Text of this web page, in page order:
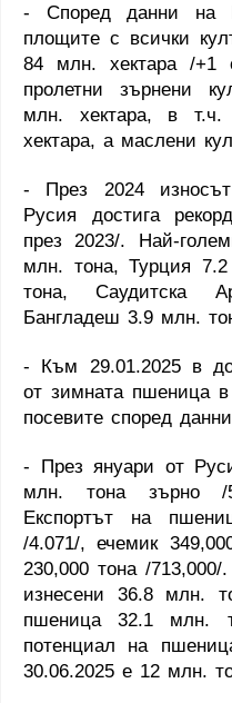
- Според данни на
площите с всички
84 млн. хектара /+1
пролетни зърнени
млн. хектара, в
хектара, а маслени
- През 2024
Русия достига
през 2023/. Най-
млн. тона, Турция
тона, Саудитска
Бангладеш 3.9 млн.
- Към 29.01.2025 в
от зимната пшеница
посевите според
- През януари от
млн. тона зърно /
Експортът на
/4.071/, ечемик
230,000 тона /
изнесени 36.8 млн.
пшеница 32.1 млн.
потенциал на
30.06.2025 е 12 млн.